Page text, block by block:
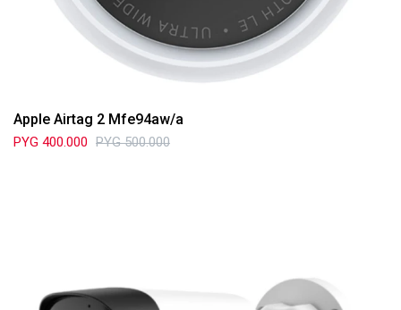
Apple Airtag 2 Mfe94aw/a
PYG 400.000 PYG 500.000